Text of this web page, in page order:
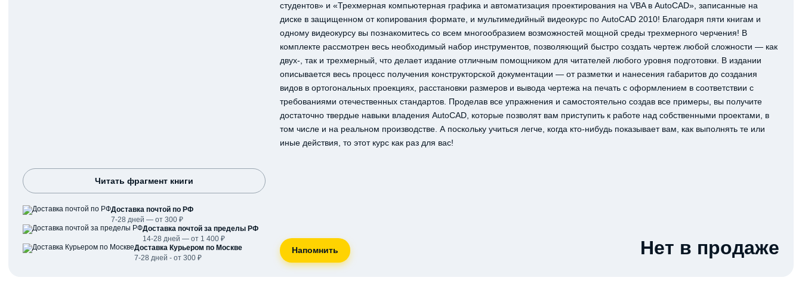
Читать фрагмент книги
Доставка почтой по РФ
7-28 дней — от 300 ₽
Доставка почтой за пределы РФ
14-28 дней — от 1 400 ₽
Доставка Курьером по Москве
7-28 дней - от 300 ₽
студентов» и «Трехмерная компьютерная графика и автоматизация проектирования на VBA в AutoCAD», записанные на
диске в защищенном от копирования формате, и мультимедийный видеокурс по AutoCAD 2010! Благодаря пяти книгам и
одному видеокурсу вы познакомитесь со всем многообразием возможностей мощной среды трехмерного черчения! В
комплекте рассмотрен весь необходимый набор инструментов, позволяющий быстро создать чертеж любой сложности — как
двух-, так и трехмерный, что делает издание отличным помощником для читателей любого уровня подготовки. В издании
описывается весь процесс получения конструкторской документации — от разметки и нанесения габаритов до создания
видов в ортогональных проекциях, расстановки размеров и вывода чертежа на печать с оформлением в соответствии с
требованиями отечественных стандартов. Проделав все упражнения и самостоятельно создав все примеры, вы получите
достаточно твердые навыки владения AutoCAD, которые позволят вам приступить к работе над собственными проектами, в
том числе и на реальном производстве. А поскольку учиться легче, когда кто-нибудь показывает вам, как выполнять те или
иные действия, то этот курс как раз для вас!
Нет в продаже